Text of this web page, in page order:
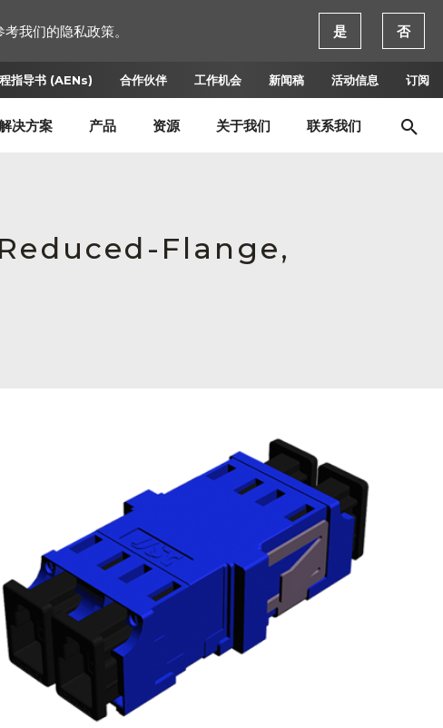
指导书 (AENs) 合作伙伴 工作机会 新闻稿 活动信息 订阅
决方案 产品 资源 关于我们 联系我们
Flange,
我们的隐私政策。 是 否